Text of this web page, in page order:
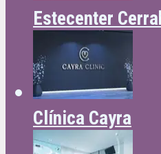
Estecenter
Clínica Cayra